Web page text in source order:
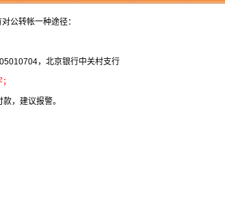
公转帐一种途径：
，北京银行中关村支行
，建议报警。